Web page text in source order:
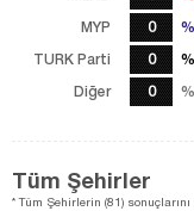
MYP
TURK Parti
Diğer
0
0
0
Tüm Şehirler
* Tüm Şehirlerin (81) sonuçlarını